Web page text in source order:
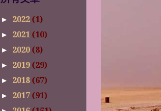
► 2022 (1)
► 2021 (10)
► 2020 (8)
► 2019 (29)
► 2018 (67)
► 2017 (91)